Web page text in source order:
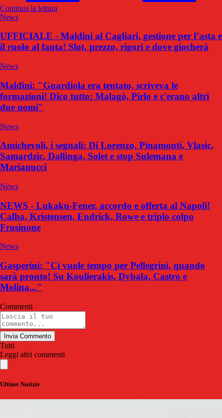
Continua la lettura
News
UFFICIALE - Maldini al Cagliari, gestione per l’asta e
il ruolo al fanta! Slot, prezzo, rigori e dove giocherà
News
Maldini: "Guardiola era tentato, scriveva le
formazioni! Dico tutto: Malagò, Pirlo e c'erano altri
due nomi"
News
Amichevoli, i segnali: Di Lorenzo, Pinamonti, Vlasic,
Samardzic, Dallinga, Solet e stop Sulemana e
Marianucci
News
NEWS - Lukaku-Fener, accordo e offerta al Napoli!
Calha, Kristensen, Endrick, Rowe e triplo colpo
Frosinone
News
Gasperini: "Ci vuole tempo per Pellegrini, quando
sarà pronto! Su Koulierakis, Dybala, Castro e
Molina..."
Commenti
Invia Commento
Tutti
Leggi altri commenti
Ultime Notizie